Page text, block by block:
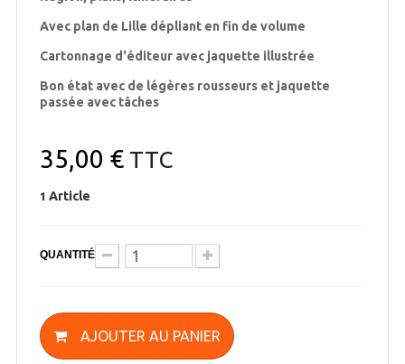
Avec plan de Lille dépliant en fin de volume
Cartonnage d'éditeur avec jaquette illustrée
Bon état avec de légères rousseurs et jaquette
passée avec tâches
35,00 €TTC
1 Article
QUANTITÉ
AJOUTER AU PANIER